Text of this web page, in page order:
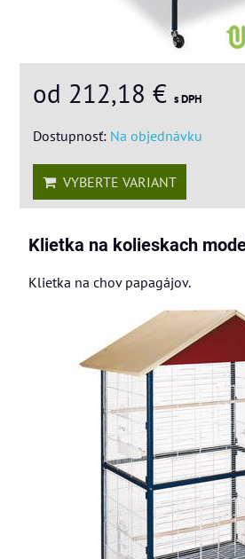
od 212,18 € s DPH
Dostupnosť: Na objednávku
VYBERTE VARIANT
Klietka na kolieskach
Klietka na chov papagájov.